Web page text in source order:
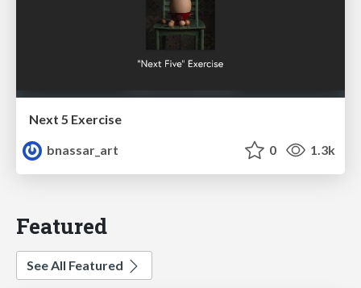
Next 5 Exercise
bnassar_art
0 1.3k
Featured
See All Featured